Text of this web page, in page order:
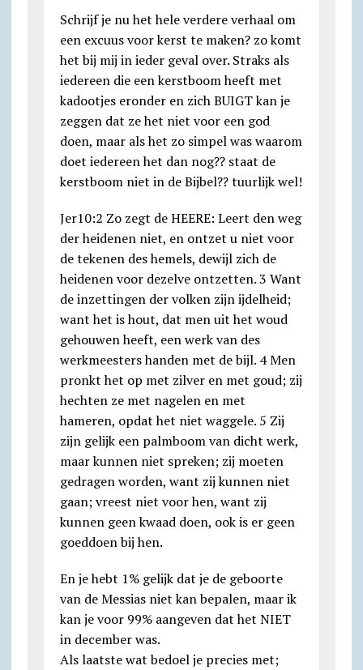
Schrijf je nu het hele verdere verhaal om
een excuus voor kerst te maken? zo komt
het bij mij in ieder geval over. Straks als
iedereen die een kerstboom heeft met
kadootjes eronder en zich BUIGT kan je
zeggen dat ze het niet voor een god
doen, maar als het zo simpel was waarom
doet iedereen het dan nog?? staat de
kerstboom niet in de Bijbel?? tuurlijk wel!
Jer10:2 Zo zegt de HEERE: Leert den weg
der heidenen niet, en ontzet u niet voor
de tekenen des hemels, dewijl zich de
heidenen voor dezelve ontzetten. 3 Want
de inzettingen der volken zijn ijdelheid;
want het is hout, dat men uit het woud
gehouwen heeft, een werk van des
werkmeesters handen met de bijl. 4 Men
pronkt het op met zilver en met goud; zij
hechten ze met nagelen en met
hameren, opdat het niet waggele. 5 Zij
zijn gelijk een palmboom van dicht werk,
maar kunnen niet spreken; zij moeten
gedragen worden, want zij kunnen niet
gaan; vreest niet voor hen, want zij
kunnen geen kwaad doen, ook is er geen
goeddoen bij hen.
En je hebt 1% gelijk dat je de geboorte
van de Messias niet kan bepalen, maar ik
kan je voor 99% aangeven dat het NIET
in december was.
Als laatste wat bedoel je precies met;